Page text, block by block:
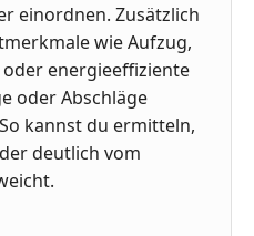
einordnen. Zusätzlich
wie Aufzug,
energieeffiziente
oder Abschläge
kannst du ermitteln,
deutlich vom